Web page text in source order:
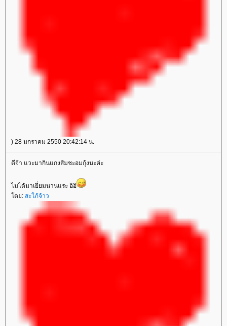
) 28 มกราคม 2550 20:42:14 น.
ดีจ้า แวะมากินแกงส้มชะอมกุ้งนะค่ะ
ไมได้มาเยี่ยมนานแระ อิอิ
โดย: สะใภ้จ้าว